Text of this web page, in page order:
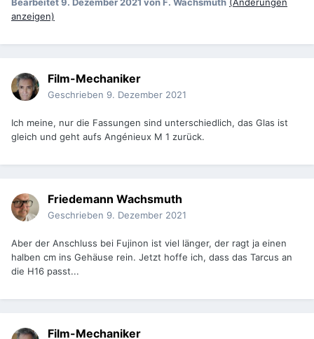
Bearbeitet9. Dezember 2021 von F. Wachsmuth (Änderungen
anzeigen)
Film-Mechaniker
Geschrieben 9. Dezember 2021
Ich meine, nur die Fassungen sind unterschiedlich, das Glas ist
gleich und geht aufs Angénieux M 1 zurück.
Friedemann Wachsmuth
Geschrieben 9. Dezember 2021
Aber der Anschluss bei Fujinon ist viel länger, der ragt ja einen
halben cm ins Gehäuse rein. Jetzt hoffe ich, dass das Tarcus an
die H16 passt...
Film-Mechaniker